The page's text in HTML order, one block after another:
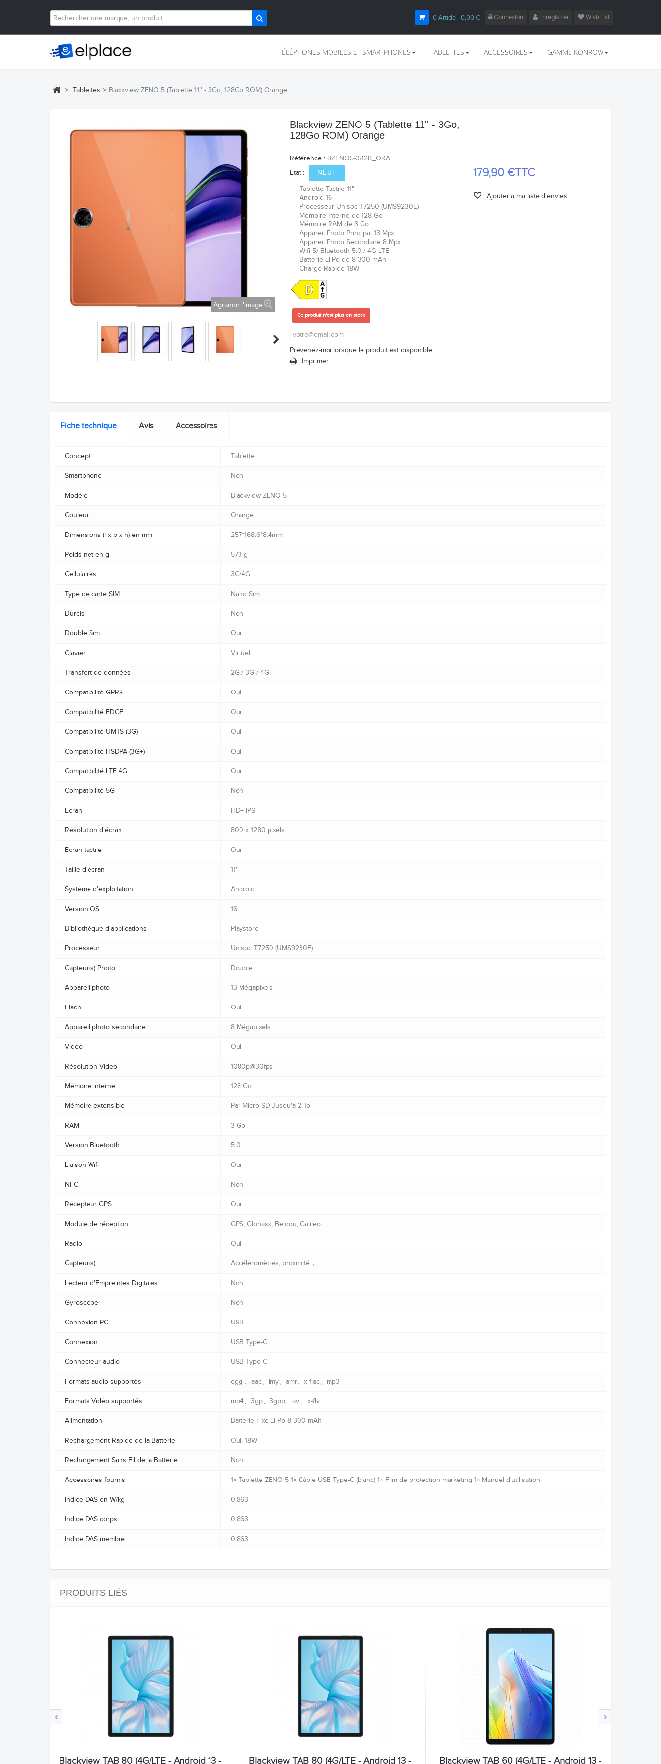
Connexion Enregistrer Wish List
0Article- 0,00 €
TÉLÉPHONES MOBILES ET SMARTPHONES TABLETTES ACCESSOIRES GAMME KONROW
> Tablettes > Blackview ZENO 5 (Tablette 11'' - 3Go, 128Go ROM) Orange
Agrandir l'image
Blackview ZENO 5 (Tablette 11'' - 3Go,
128Go ROM) Orange
Référence : BZENO5-3/128_ORA
Etat :
NEUF
Tablette Tactile 11"
Android 16
Processeur Unisoc T7250 (UMS9230E)
Mémoire Interne de 128 Go
Mémoire RAM de 3 Go
Appareil Photo Principal 13 Mpx
Appareil Photo Secondaire 8 Mpx
Wifi 5/ Bluetooth 5.0 / 4G LTE
Batterie Li-Po de 8 300 mAh
Charge Rapide 18W
Ce produit n'est plus en stock
Prévenez-moi lorsque le produit est disponible
Imprimer
179,90 €TTC
Ajouter à ma liste d'envies
Fiche technique Avis Accessoires
Concept Tablette
Smartphone Non
Modèle Blackview ZENO 5
Couleur Orange
Dimensions (l x p x h) en mm 257*168.6*8.4mm
Poids net en g 573 g
Cellulaires 3G/4G
Type de carte SIM Nano Sim
Durcis Non
Double Sim Oui
Clavier Virtuel
Transfert de données 2G / 3G / 4G
Compatibilité GPRS Oui
Compatibilité EDGE Oui
Compatibilité UMTS (3G) Oui
Compatibilité HSDPA (3G+) Oui
Compatibilité LTE 4G Oui
Compatibilité 5G Non
Ecran HD+ IPS
Résolution d'écran 800 x 1280 pixels
Ecran tactile Oui
Taille d'écran 11''
Système d'exploitation Android
Version OS 16
Bibliothèque d'applications Playstore
Processeur Unisoc T7250 (UMS9230E)
Capteur(s) Photo Double
Appareil photo 13 Mégapixels
Flash Oui
Appareil photo secondaire 8 Mégapixels
Video Oui
Résolution Video 1080p@30fps
Mémoire interne 128 Go
Mémoire extensible Par Micro SD Jusqu'à 2 To
RAM 3 Go
Version Bluetooth 5.0
Liaison Wifi Oui
NFC Non
Récepteur GPS Oui
Module de réception GPS, Glonass, Beidou, Galileo
Radio Oui
Capteur(s) Accéléromètres, proximité，
Lecteur d'Empreintes Digitales Non
Gyroscope Non
Connexion PC USB
Connexion USB Type-C
Connecteur audio USB Type-C
Formats audio supportés ogg 、aac、imy、amr、x-flac、mp3
Formats Vidéo supportés mp4、3gp、3gpp、avi、x-flv
Alimentation Batterie Fixe Li-Po 8 300 mAh
Rechargement Rapide de la Batterie Oui, 18W
Rechargement Sans Fil de la Batterie Non
Accessoires fournis 1× Tablette ZENO 5 1× Câble USB Type-C (blanc) 1× Film de protection marketing 1× Manuel d'utilisation
Indice DAS en W/kg 0.863
Indice DAS corps 0.863
Indice DAS membre 0.863
PRODUITS LIÉS
‹ ›
Blackview TAB 80 (4G/LTE - Android 13 - Blackview TAB 80 (4G/LTE - Android 13 - Blackview TAB 60 (4G/LTE - Android 13 -